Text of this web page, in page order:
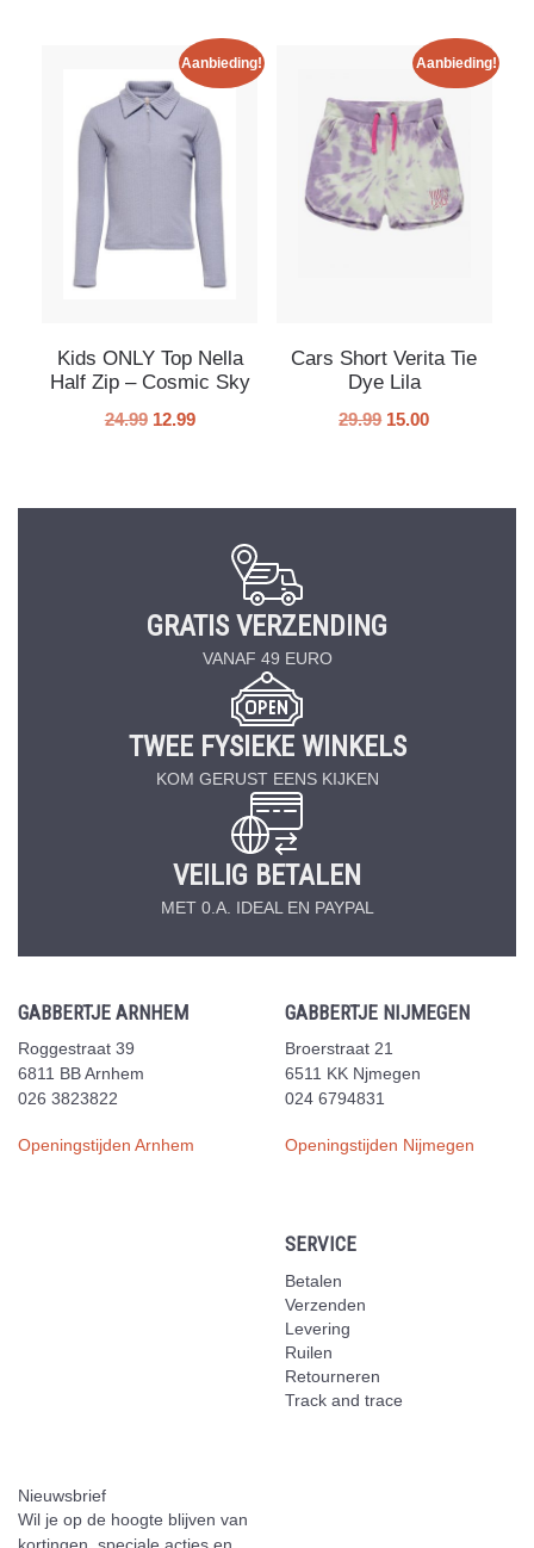
Aanbieding!
Kids ONLY Top Nella
Half Zip – Cosmic Sky
24.99 12.99
Aanbieding!
Cars Short Verita Tie
Dye Lila
29.99 15.00
GRATIS VERZENDING
VANAF 49 EURO
TWEE FYSIEKE WINKELS
KOM GERUST EENS KIJKEN
VEILIG BETALEN
MET 0.A. IDEAL EN PAYPAL
GABBERTJE ARNHEM
Roggestraat 39
6811 BB Arnhem
026 3823822
Openingstijden Arnhem
GABBERTJE NIJMEGEN
Broerstraat 21
6511 KK Njmegen
024 6794831
Openingstijden Nijmegen
SERVICE
Betalen
Verzenden
Levering
Ruilen
Retourneren
Track and trace
Nieuwsbrief
Wil je op de hoogte blijven van